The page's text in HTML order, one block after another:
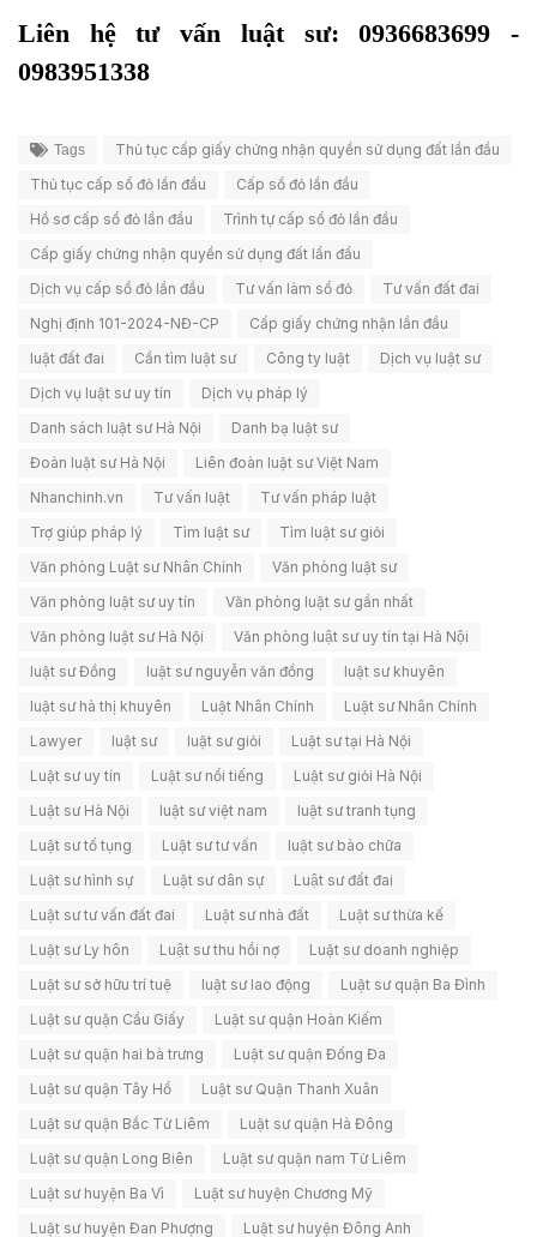
Liên hệ tư vấn luật sư: 0936683699 -
0983951338
Tags
Thủ tục cấp giấy chứng nhận quyền sử dụng đất lần đầu
Thủ tục cấp sổ đỏ lần đầu
Cấp sổ đỏ lần đầu
Hồ sơ cấp sổ đỏ lần đầu
Trình tự cấp sổ đỏ lần đầu
Cấp giấy chứng nhận quyền sử dụng đất lần đầu
Dịch vụ cấp sổ đỏ lần đầu
Tư vấn làm sổ đỏ
Tư vấn đất đai
Nghị định 101-2024-NĐ-CP
Cấp giấy chứng nhận lần đầu
luật đất đai
Cần tìm luật sư Công ty luật
Dịch vụ luật sư
Dịch vụ luật sư uy tín
Dịch vụ pháp lý
Danh sách luật sư Hà Nội
Danh bạ luật sư
Đoàn luật sư Hà Nội
Liên đoàn luật sư Việt Nam
Nhanchinh.vn
Tư vấn luật
Tư vấn pháp luật
Trợ giúp pháp lý
Tìm luật sư
Tìm luật sư giỏi
Văn phòng Luật sư Nhân Chính
Văn phòng luật sư
Văn phòng luật sư uy tín
Văn phòng luật sư gần nhất
Văn phòng luật sư Hà Nội
Văn phòng luật sư uy tín tại Hà Nội
luật sư Đồng
luật sư nguyễn văn đồng
luật sư khuyên
luật sư hà thị khuyên
Luật Nhân Chính
Luật sư Nhân Chính
Lawyer
luật sư luật sư giỏi
Luật sư tại Hà Nội
Luật sư uy tín
Luật sư nổi tiếng
Luật sư giỏi Hà Nội
Luật sư Hà Nội
luật sư việt nam
luật sư tranh tụng
Luật sư tố tụng
Luật sư tư vấn
luật sư bào chữa
Luật sư hình sự
Luật sư dân sự
Luật sư đất đai
Luật sư tư vấn đất đai
Luật sư nhà đất
Luật sư thừa kế
Luật sư Ly hôn
Luật sư thu hồi nợ
Luật sư doanh nghiệp
Luật sư sở hữu trí tuệ
luật sư lao động
Luật sư quận Ba Đình
Luật sư quận Cầu Giấy
Luật sư quận Hoàn Kiếm
Luật sư quận hai bà trưng
Luật sư quận Đống Đa
Luật sư quận Tây Hồ
Luật sư Quận Thanh Xuân
Luật sư quận Bắc Từ Liêm
Luật sư quận Hà Đông
Luật sư quận Long Biên
Luật sư quận nam Từ Liêm
Luật sư huyện Ba Vì
Luật sư huyện Chương Mỹ
Luật sư huyện Đan Phượng
Luật sư huyện Đông Anh